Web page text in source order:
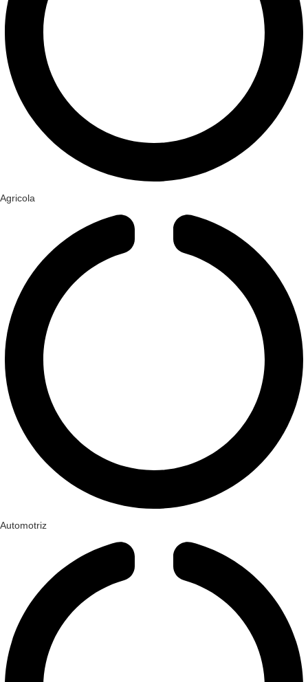
Agricola
Automotriz